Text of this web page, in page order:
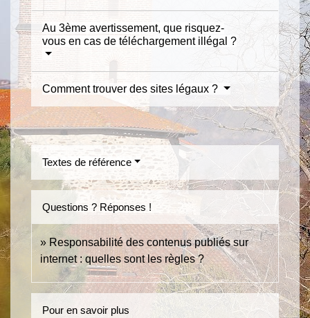
Au 3ème avertissement, que risquez-
vous en cas de téléchargement illégal ?
Comment trouver des sites légaux ?
Textes de référence
Questions ? Réponses !
Responsabilité des contenus publiés sur
internet : quelles sont les règles ?
Pour en savoir plus